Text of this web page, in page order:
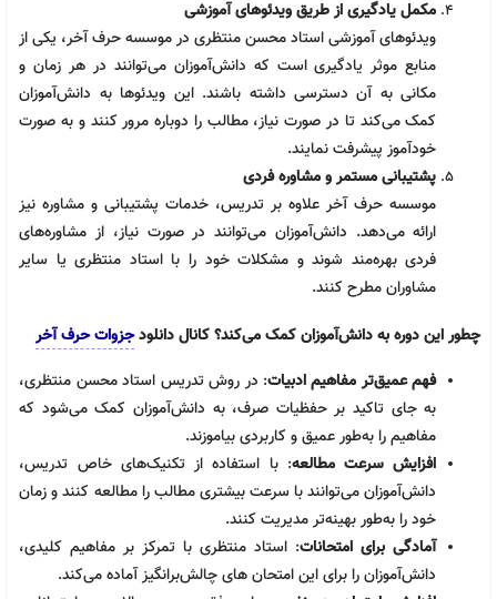
مکمل یادگیری از طریق ویدئوهای آموزشی
ویدئوهای آموزشی استاد محسن منتظری در موسسه حرف آخر، یکی از
منابع موثر یادگیری است که دانش‌آموزان می‌توانند در هر زمان و
مکانی به آن دسترسی داشته باشند. این ویدئوها به دانش‌آموزان
کمک می‌کند تا در صورت نیاز، مطالب را دوباره مرور کنند و به صورت
خودآموز پیشرفت نمایند.
پشتیبانی مستمر و مشاوره فردی
موسسه حرف آخر علاوه بر تدریس، خدمات پشتیبانی و مشاوره نیز
ارائه می‌دهد. دانش‌آموزان می‌توانند در صورت نیاز، از مشاوره‌های
فردی بهره‌مند شوند و مشکلات خود را با استاد منتظری یا سایر
مشاوران مطرح کنند.
چطور این دوره به دانش‌آموزان کمک می‌کند؟ کانال دانلودجزوات حرف آخر
فهم عمیق‌تر مفاهیم ادبیات: در روش تدریس استاد محسن منتظری،
به جای تاکید بر حفظیات صرف، به دانش‌آموزان کمک می‌شود که
مفاهیم را به‌طور عمیق و کاربردی بیاموزند.
افزایش سرعت مطالعه: با استفاده از تکنیک‌های خاص تدریس،
دانش‌آموزان می‌توانند با سرعت بیشتری مطالب را مطالعه کنند و زمان
خود را به‌طور بهینه‌تر مدیریت کنند.
آمادگی برای امتحانات: استاد منتظری با تمرکز بر مفاهیم کلیدی،
دانش‌آموزان را برای این امتحان های چالش‌برانگیز آماده می‌کند.